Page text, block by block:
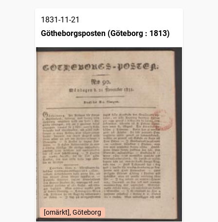
1831-11-21
Götheborgsposten (Göteborg : 1813)
[omärkt], Göteborg